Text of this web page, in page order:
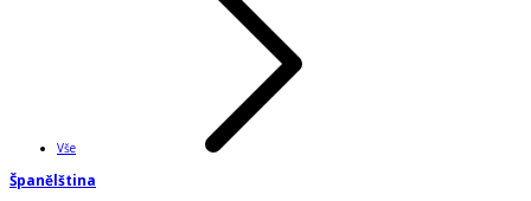
Vše
Španělština